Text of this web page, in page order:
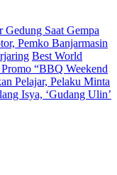
Saat Gempa
Pemko Banjarmasin
Best World
“BBQ Weekend
Pelajar, Pelaku Minta
Isya, ‘Gudang Ulin’